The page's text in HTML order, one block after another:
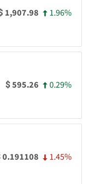
1,907.98 1.96%
$595.26 0.29%
0.191108 1.45%